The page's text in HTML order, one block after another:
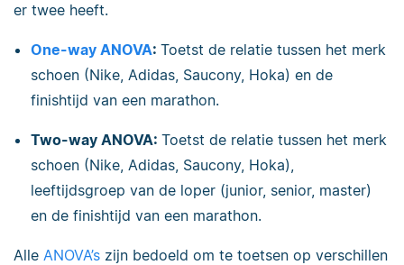
er twee heeft.
One-way ANOVA:Toetst de relatie tussen het merk
schoen (Nike, Adidas, Saucony, Hoka) en de
finishtijd van een marathon.
Two-way ANOVA:Toetst de relatie tussen het merk
schoen (Nike, Adidas, Saucony, Hoka),
leeftijdsgroep van de loper (junior, senior, master)
en de finishtijd van een marathon.
Alle ANOVA’s zijn bedoeld om te toetsen op verschillen